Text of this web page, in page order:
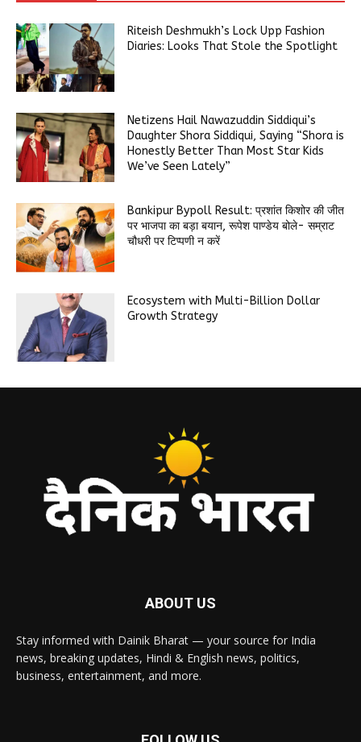
Riteish Deshmukh’s Lock Upp Fashion
Diaries: Looks That Stole the Spotlight
Netizens Hail Nawazuddin Siddiqui’s
Daughter Shora Siddiqui, Saying “Shora is
Honestly Better Than Most Star Kids
We’ve Seen Lately”
Bankipur Bypoll Result: प्रशांत किशोर की जीत
पर भाजपा का बड़ा बयान, रूपेश पाण्डेय बोले- सम्राट
चौधरी पर टिप्पणी न करें
Ecosystem with Multi-Billion Dollar
Growth Strategy
ABOUT US
Stay informed with Dainik Bharat — your source for India
news, breaking updates, Hindi & English news, politics,
business, entertainment, and more.